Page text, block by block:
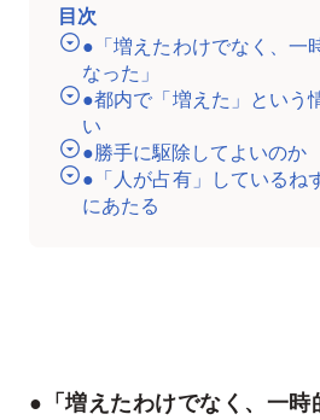
目次
●「増えたわけでなく、一
なった」
●都内で「増えた」という
い
●勝手に駆除してよいのか
●「人が占有」しているね
にあたる
●「増えたわけでなく、一